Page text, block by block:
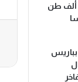
أول سفينة بسعة 55 ألف طن
توقيف المغني GIMS بباريس